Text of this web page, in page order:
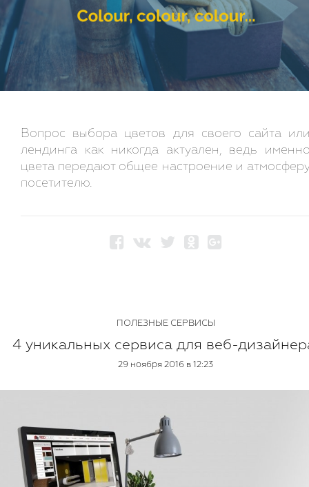
Вопрос выбора цветов для своего сайта
лендинга как никогда актуален, ведь
цвета передают общее настроение и
посетителю.
ПОЛЕЗНЫЕ СЕРВИСЫ
4 уникальных сервиса для веб-
29 ноября 2016 в 12:23